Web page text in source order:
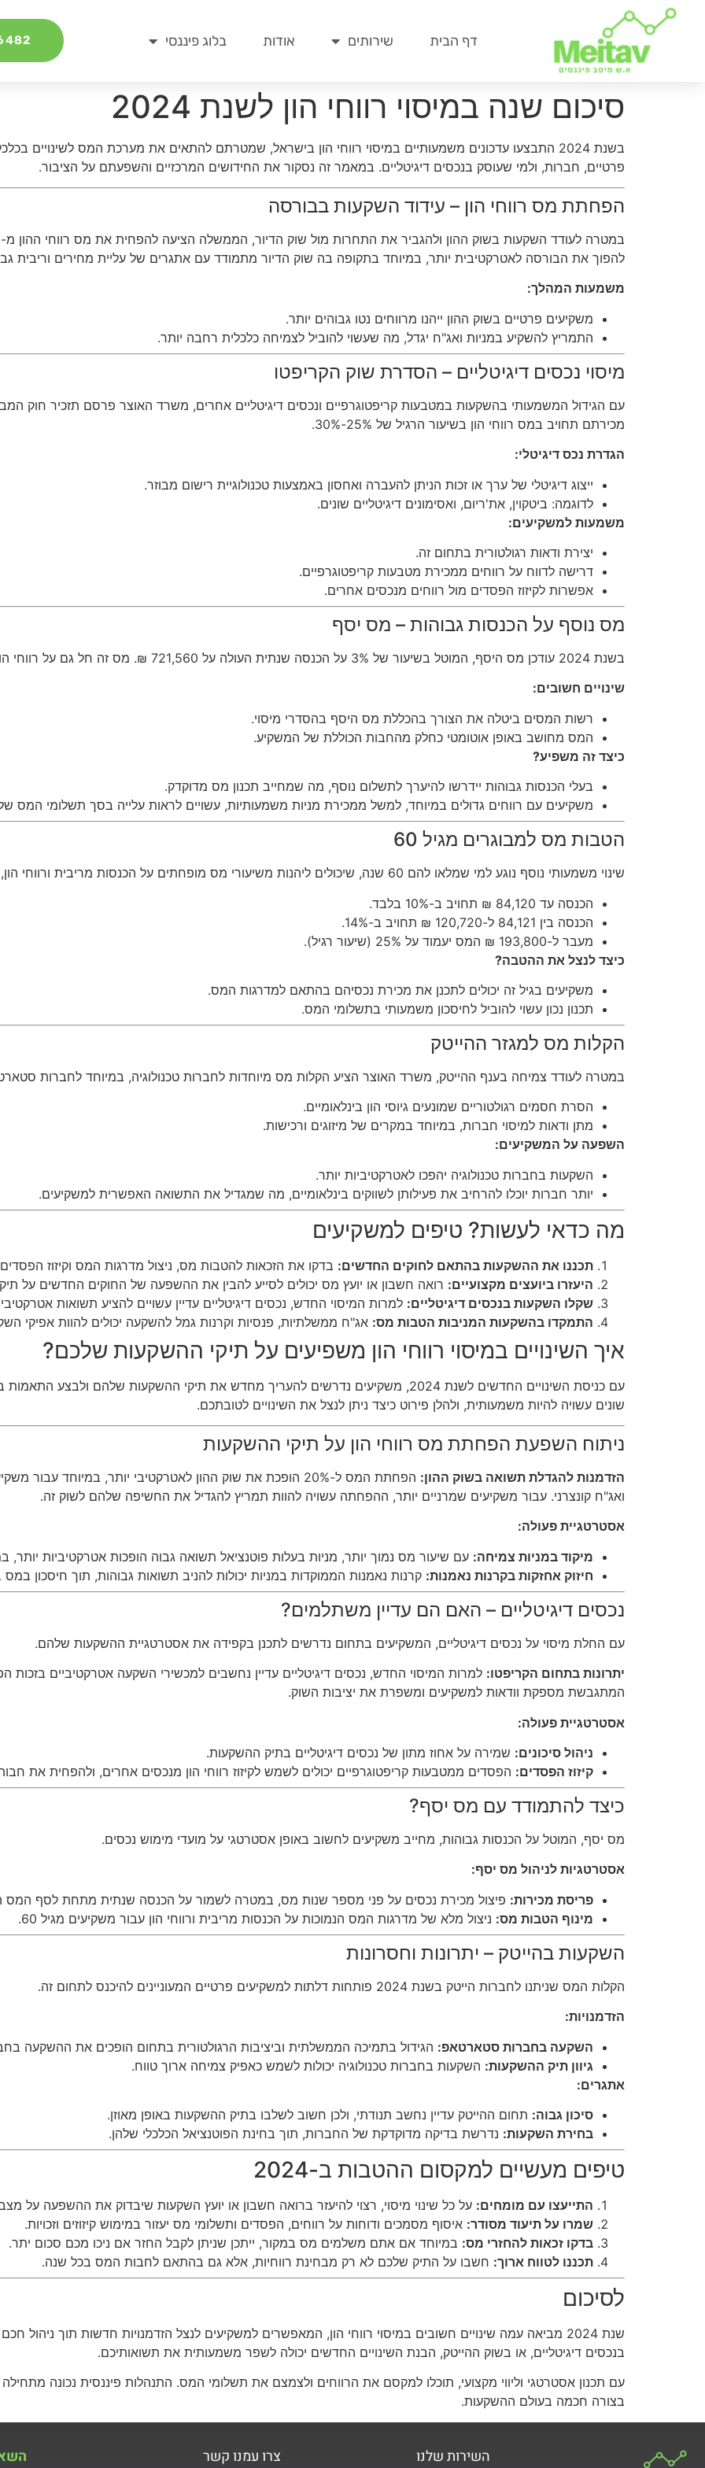
דף הבית שירותים אודות בלוג פיננסי
סיכום שנה במיסוי רווחי הון לשנת 2024
בשנת 2024 התבצעו עדכונים משמעותיים במיסוי רווחי הון בישראל, שמטרתם להתאים את מערכת המס לשינויים
פרטיים, חברות, ולמי שעוסק בנכסים דיגיטליים. במאמר זה נסקור את החידושים המרכזיים והשפעתם על הציבור.
הפחתת מס רווחי הון – עידוד השקעות בבורסה
להפוך את הבורסה לאטרקטיבית יותר, במיוחד בתקופה בה שוק הדיור מתמודד עם אתגרים של עליית מחירים וריבית
משמעות המהלך:
משקיעים פרטיים בשוק ההון ייהנו מרווחים נטו גבוהים יותר.
התמריץ להשקיע במניות ואג"ח יגדל, מה שעשוי להוביל לצמיחה כלכלית רחבה יותר.
מיסוי נכסים דיגיטליים – הסדרת שוק הקריפטו
עם הגידול המשמעותי בהשקעות במטבעות קריפטוגרפיים ונכסים דיגיטליים אחרים, משרד האוצר פרסם תזכיר חוק המבהיר
מכירתם תחויב במס רווחי הון בשיעור הרגיל של 25%-30%.
הגדרת נכס דיגיטלי:
ייצוג דיגיטלי של ערך או זכות הניתן להעברה ואחסון באמצעות טכנולוגיית רישום מבוזר.
לדוגמה: ביטקוין, את'ריום, ואסימונים דיגיטליים שונים.
משמעות למשקיעים:
יצירת ודאות רגולטורית בתחום זה.
דרישה לדווח על רווחים ממכירת מטבעות קריפטוגרפיים.
אפשרות לקיזוז הפסדים מול רווחים מנכסים אחרים.
מס נוסף על הכנסות גבוהות – מס יסף
בשנת 2024 עודכן מס היסף, המוטל בשיעור של 3% על הכנסה שנתית העולה על 721,560 ₪. מס זה חל גם על רווחי הון ורווחים ממכירת זכויות במקרקעין.
שינויים חשובים:
רשות המסים ביטלה את הצורך בהכללת מס היסף בהסדרי מיסוי.
המס מחושב באופן אוטומטי כחלק מהחבות הכוללת של המשקיע.
כיצד זה משפיע?
בעלי הכנסות גבוהות יידרשו להיערך לתשלום נוסף, מה שמחייב תכנון מס מדוקדק.
משקיעים עם רווחים גדולים במיוחד, למשל ממכירת מניות משמעותיות, עשויים לראות עלייה בסך תשלומי המס
הטבות מס למבוגרים מגיל 60
שינוי משמעותי נוסף נוגע למי שמלאו להם 60 שנה, שיכולים ליהנות משיעורי מס מופחתים על הכנסות מריבית ורווחי הון, בהתאם למדרגות המס המעודכנות לשנת 2024:
הכנסה עד 84,120 ₪ תחויב ב-10% בלבד.
הכנסה בין 84,121 ל-120,720 ₪ תחויב ב-14%.
מעבר ל-193,800 ₪ המס יעמוד על 25% (שיעור רגיל).
כיצד לנצל את ההטבה?
משקיעים בגיל זה יכולים לתכנן את מכירת נכסיהם בהתאם למדרגות המס.
תכנון נכון עשוי להוביל לחיסכון משמעותי בתשלומי המס.
הקלות מס למגזר ההייטק
במטרה לעודד צמיחה בענף ההייטק, משרד האוצר הציע הקלות מס מיוחדות לחברות טכנולוגיה, במיוחד לחברות
הסרת חסמים רגולטוריים שמונעים גיוסי הון בינלאומיים.
מתן ודאות למיסוי חברות, במיוחד במקרים של מיזוגים ורכישות.
השפעה על המשקיעים:
השקעות בחברות טכנולוגיה יהפכו לאטרקטיביות יותר.
יותר חברות יוכלו להרחיב את פעילותן לשווקים בינלאומיים, מה שמגדיל את התשואה האפשרית למשקיעים.
מה כדאי לעשות? טיפים למשקיעים
תכננו את ההשקעות בהתאם לחוקים החדשים: בדקו את הזכאות להטבות מס, ניצול מדרגות המס וקיזוז
היעזרו ביועצים מקצועיים: רואה חשבון או יועץ מס יכולים לסייע להבין את ההשפעה של החוקים החדשים על
שקלו השקעות בנכסים דיגיטליים: למרות המיסוי החדש, נכסים דיגיטליים עדיין עשויים להציע תשואות
התמקדו בהשקעות המניבות הטבות מס: אג"ח ממשלתיות, פנסיות וקרנות גמל להשקעה יכולים להוות אפיקי
איך השינויים במיסוי רווחי הון משפיעים על תיקי ההשקעות שלכם?
עם כניסת השינויים החדשים לשנת 2024, משקיעים נדרשים להעריך מחדש את תיקי ההשקעות
שונים עשויה להיות משמעותית, ולהלן פירוט כיצד ניתן לנצל את השינויים לטובתכם.
ניתוח השפעת הפחתת מס רווחי הון על תיקי ההשקעות
הזדמנות להגדלת תשואה בשוק ההון:
הפחתת המס ל-20% הופכת את שוק ההון לאטרקטיבי יותר, במיוחד
ואג"ח קונצרני. עבור משקיעים שמרניים יותר, ההפחתה עשויה להוות תמריץ להגדיל את החשיפה שלהם לשוק זה.
אסטרטגיית פעולה:
מיקוד במניות צמיחה: עם שיעור מס נמוך יותר, מניות בעלות פוטנציאל תשואה גבוה הופכות אטרקטיביות יותר,
חיזוק אחזקות בקרנות נאמנות: קרנות נאמנות הממוקדות במניות יכולות להניב תשואות גבוהות, תוך חיסכון
נכסים דיגיטליים – האם הם עדיין משתלמים?
עם החלת מיסוי על נכסים דיגיטליים, המשקיעים בתחום נדרשים לתכנן בקפידה את אסטרטגיית ההשקעות שלהם.
יתרונות בתחום הקריפטו: למרות המיסוי החדש, נכסים דיגיטליים עדיין נחשבים למכשירי השקעה אטרקטיביים בזכות
המתגבשת מספקת וודאות למשקיעים ומשפרת את יציבות השוק.
אסטרטגיית פעולה:
ניהול סיכונים: שמירה על אחוז מתון של נכסים דיגיטליים בתיק ההשקעות.
קיזוז הפסדים: הפסדים ממטבעות קריפטוגרפיים יכולים לשמש לקיזוז רווחי הון מנכסים אחרים, ולהפחית את
כיצד להתמודד עם מס יסף?
מס יסף, המוטל על הכנסות גבוהות, מחייב משקיעים לחשוב באופן אסטרטגי על מועדי מימוש נכסים.
אסטרטגיות לניהול מס יסף:
פריסת מכירות: פיצול מכירת נכסים על פני מספר שנות מס, במטרה לשמור על הכנסה שנתית מתחת לסף המס
מינוף הטבות מס: ניצול מלא של מדרגות המס הנמוכות על הכנסות מריבית ורווחי הון עבור משקיעים מגיל 60.
השקעות בהייטק – יתרונות וחסרונות
הקלות המס שניתנו לחברות הייטק בשנת 2024 פותחות דלתות למשקיעים פרטיים המעוניינים להיכנס לתחום זה.
הזדמנויות:
השקעה בחברות סטארטאפ: הגידול בתמיכה הממשלתית וביציבות הרגולטורית בתחום הופכים את ההשקעה
גיוון תיק ההשקעות: השקעות בחברות טכנולוגיה יכולות לשמש כאפיק צמיחה ארוך טווח.
אתגרים:
סיכון גבוה: תחום ההייטק עדיין נחשב תנודתי, ולכן חשוב לשלבו בתיק ההשקעות באופן מאוזן.
בחירת השקעות: נדרשת בדיקה מדוקדקת של החברות, תוך בחינת הפוטנציאל הכלכלי שלהן.
טיפים מעשיים למקסום ההטבות ב-2024
התייעצו עם מומחים: על כל שינוי מיסוי, רצוי להיעזר ברואה חשבון או יועץ השקעות שיבדוק את ההשפעה על
שמרו על תיעוד מסודר: איסוף מסמכים ודוחות על רווחים, הפסדים ותשלומי מס יעזור במימוש קיזוזים וזכויות.
בדקו זכאות להחזרי מס: במיוחד אם אתם משלמים מס במקור, ייתכן שניתן לקבל החזר אם ניכו מכם סכום יתר.
תכננו לטווח ארוך: חשבו על התיק שלכם לא רק מבחינת רווחיות, אלא גם בהתאם לחבות המס בכל שנה.
לסיכום
שנת 2024 מביאה עמה שינויים חשובים במיסוי רווחי הון, המאפשרים למשקיעים לנצל הזדמנויות חדשות תוך
בנכסים דיגיטליים, או בשוק ההייטק, הבנת השינויים החדשים יכולה לשפר משמעותית את תשואותיכם.
עם תכנון אסטרטגי וליווי מקצועי, תוכלו למקסם את הרווחים ולצמצם את תשלומי המס. התנהלות פיננסית נכונה
בצורה חכמה בעולם ההשקעות.
השירות שלנו צרו עמנו קשר